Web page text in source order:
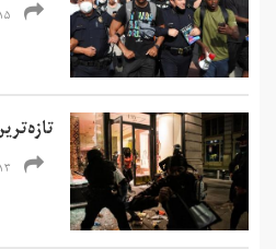
۱۵ خرداد ۱۳۹۹
۱۳ خرداد ۱۳۹۹